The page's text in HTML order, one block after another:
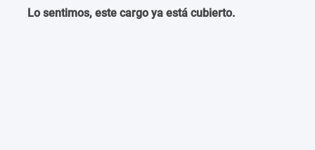
Lo sentimos, este cargo ya está cubierto.